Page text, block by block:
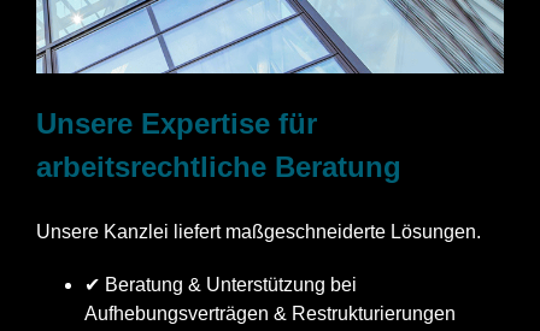
Unsere Expertise für
arbeitsrechtliche Beratung
Unsere Kanzlei liefert maßgeschneiderte Lösungen.
✔ Beratung & Unterstützung bei
Aufhebungsverträgen & Restrukturierungen